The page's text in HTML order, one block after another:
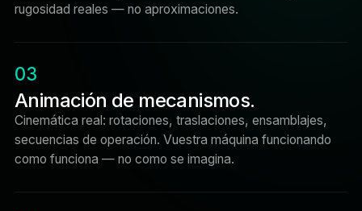
rugosidad reales — no aproximaciones.
03
Animación de mecanismos.
Cinemática real: rotaciones, traslaciones, ensamblajes,
secuencias de operación. Vuestra máquina funcionando
como funciona — no como se imagina.